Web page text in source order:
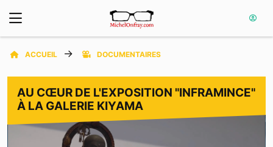
ACCUEIL DOCUMENTAIRES
AU CŒUR DE L'EXPOSITION "INFRAMINCE"
À LA GALERIE KIYAMA